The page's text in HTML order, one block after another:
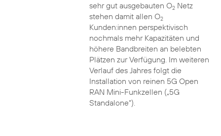
sehr gut ausgebauten O2Netz
stehen damit allen O2
Kunden:innen perspektivisch
nochmals mehr Kapazitäten und
höhere Bandbreiten an belebten
Plätzen zur Verfügung. Im weiteren
Verlauf des Jahres folgt die
Installation von reinen 5G Open
RAN Mini-Funkzellen („5G
Standalone“).